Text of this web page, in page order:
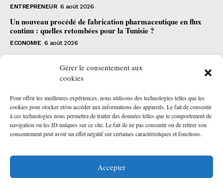
Gérer le consentement aux
cookies
Pour offrir les meilleures expériences, nous utilisons des technologies telles que les
cookies pour stocker et/ou accéder aux informations des appareils. Le fait de consentir
à ces technologies nous permettra de traiter des données telles que le comportement de
navigation ou les ID uniques sur ce site. Le fait de ne pas consentir ou de retirer son
consentement peut avoir un effet négatif sur certaines caractéristiques et fonctions.
Accepter
ENTREPRENEUR 6 août 2026
Un nouveau procédé de fabrication pharmaceutique en flux
continu : quelles retombées pour la Tunisie ?
ECONOMIE 6 août 2026
JE SOUSCRIS